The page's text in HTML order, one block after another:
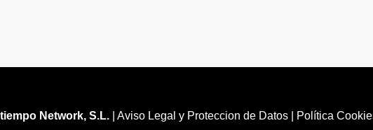
Network, S.L.| Aviso Legal y Proteccion de Datos| Política